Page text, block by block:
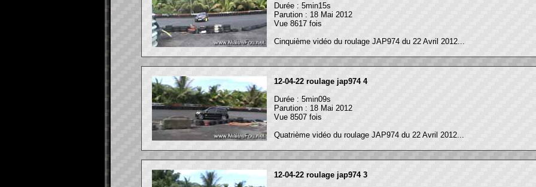
Durée : 5min15s
Parution : 18 Mai 2012
Vue 8617 fois
Cinquième vidéo du roulage JAP974 du 22 Avril 2012...
12-04-22 roulage jap974 4
Durée : 5min09s
Parution : 18 Mai 2012
Vue 8507 fois
Quatrième vidéo du roulage JAP974 du 22 Avril 2012...
12-04-22 roulage jap974 3